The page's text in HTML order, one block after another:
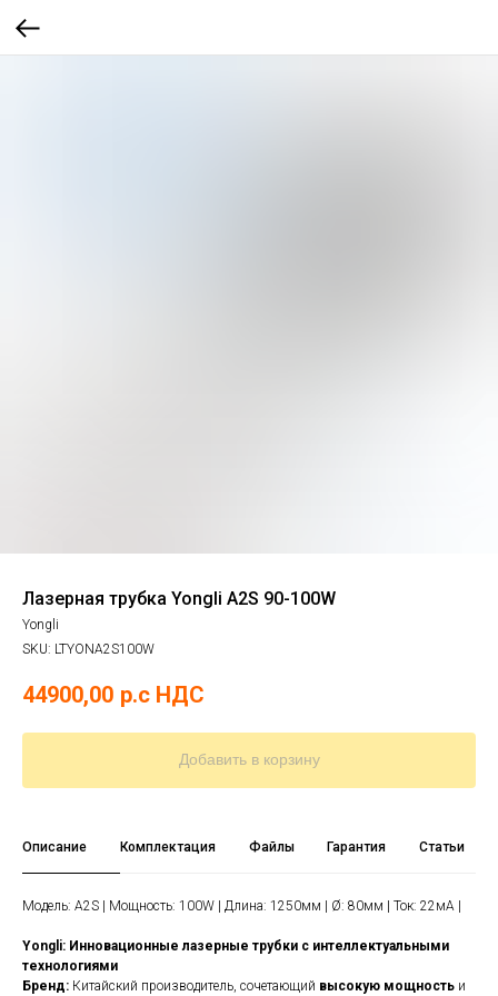
Лазерная трубка Yongli A2S 90-100W
Yongli
SKU: LTYONA2S100W
44900,00 р.c НДС
Добавить в корзину
Описание Комплектация Файлы Гарантия Статьи
Модель: A2S | Мощность: 100W | Длина: 1250мм | Ø: 80мм | Ток: 22мА |
Yongli: Инновационные лазерные трубки с интеллектуальными
технологиями
Бренд: Китайский производитель, сочетающий высокую мощность и